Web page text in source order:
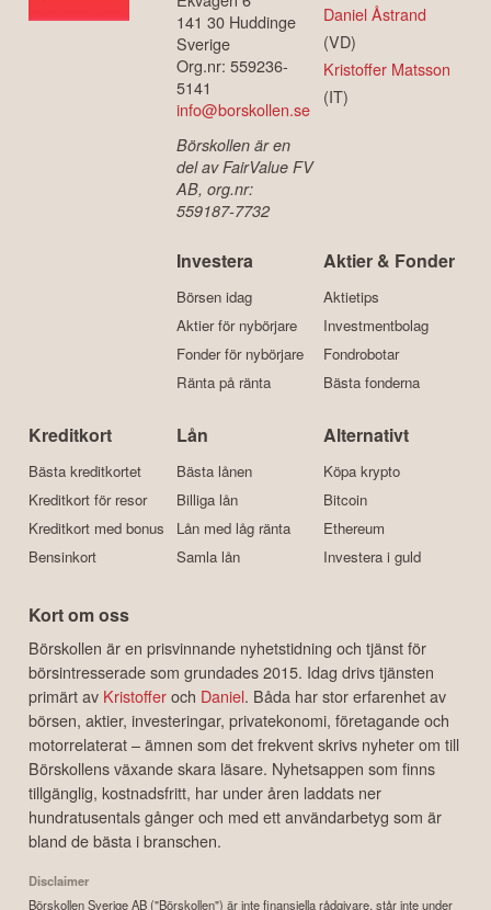
141 30 Huddinge
Sverige
Org.nr: 559236-
5141
info@borskollen.se
Börskollen är en
del av FairValue FV
AB, org.nr:
559187-7732
Daniel Åstrand
(VD)
Kristoffer Matsson
(IT)
Investera
Börsen idag
Aktier för nybörjare
Fonder för nybörjare
Ränta på ränta
Aktier & Fonder
Aktietips
Investmentbolag
Fondrobotar
Bästa fonderna
Kreditkort
Bästa kreditkortet
Kreditkort för resor
Kreditkort med bonus
Bensinkort
Lån
Bästa lånen
Billiga lån
Lån med låg ränta
Samla lån
Alternativt
Köpa krypto
Bitcoin
Ethereum
Investera i guld
Kort om oss
Börskollen är en prisvinnande nyhetstidning och tjänst för
börsintresserade som grundades 2015. Idag drivs tjänsten
primärt av Kristofferoch Daniel. Båda har stor erfarenhet av
börsen, aktier, investeringar, privatekonomi, företagande och
motorrelaterat – ämnen som det frekvent skrivs nyheter om till
Börskollens växande skara läsare. Nyhetsappen som finns
tillgänglig, kostnadsfritt, har under åren laddats ner
hundratusentals gånger och med ett användarbetyg som är
bland de bästa i branschen.
Disclaimer
Börskollen Sverige AB ("Börskollen") är inte finansiella rådgivare, står inte under